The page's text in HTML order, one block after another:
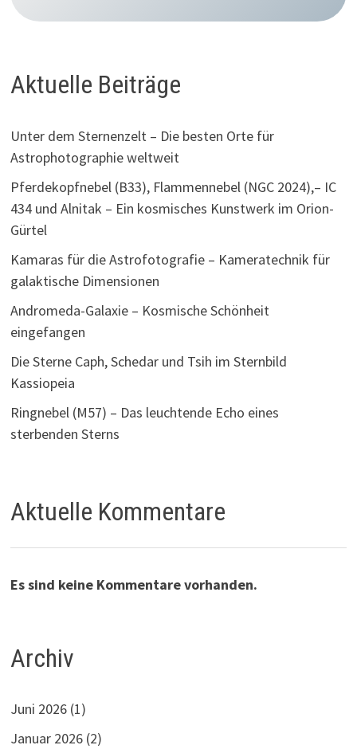
Aktuelle Beiträge
Unter dem Sternenzelt – Die besten Orte für
Astrophotographie weltweit
Pferdekopfnebel (B33), Flammennebel (NGC 2024),– IC
434 und Alnitak – Ein kosmisches Kunstwerk im Orion-
Gürtel
Kamaras für die Astrofotografie – Kameratechnik für
galaktische Dimensionen
Andromeda-Galaxie – Kosmische Schönheit
eingefangen
Die Sterne Caph, Schedar und Tsih im Sternbild
Kassiopeia
Ringnebel (M57) – Das leuchtende Echo eines
sterbenden Sterns
Aktuelle Kommentare
Es sind keine Kommentare vorhanden.
Archiv
Juni 2026 (1)
Januar 2026 (2)